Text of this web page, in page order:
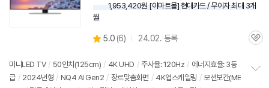
1,953,420원 [이마트몰] 현대카드 / 무이자 최대 3개
월
별
5.0 (상
리
뷰
6) 24.02. 등록
관
미니LED TV / 50인치 (125cm) / 4K UHD / 주사율: 120Hz / 에너지효율: 3등
급 / 2024년형 / NQ4 AI Gen2 / 장르맞춤화면 / 4K업스케일링 / 모션보간(ME